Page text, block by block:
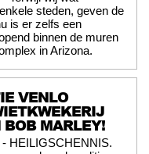
steden, geven de
is er zelfs een
binnen de muren
in Arizona.
VENLO
MARLEY!
- HEILIGSCHENNIS.